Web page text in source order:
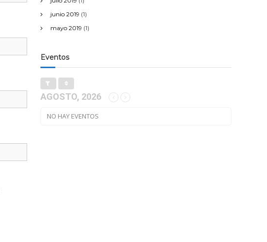
junio 2019 (1)
mayo 2019 (1)
Eventos
AGOSTO, 2026
NO HAY EVENTOS